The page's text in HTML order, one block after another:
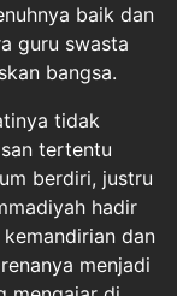
baik dan
guru swasta
bangsa.
tidak
tertentu
berdiri, justru
hadir
dan
menjadi